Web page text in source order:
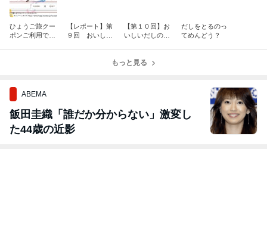
ひょうご旅クー
ポンご利用でき
【レポート】第
９回 おいしい
【第１０回】お
いしいだしのお
だしをとるのっ
てめんどう？
もっと見る
ABEMA
飯田圭織「誰だか分からない」激変し
た44歳の近影